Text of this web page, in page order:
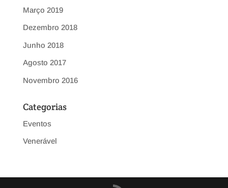
Março 2019
Dezembro 2018
Junho 2018
Agosto 2017
Novembro 2016
Categorias
Eventos
Venerável